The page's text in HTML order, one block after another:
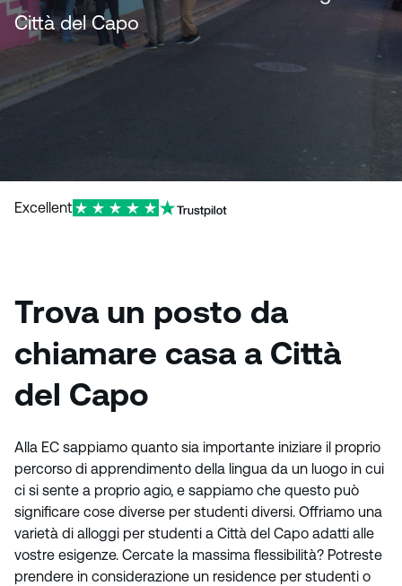
Città del Capo
Excellent
Trova un posto da
chiamare casa a Città
del Capo
Alla EC sappiamo quanto sia importante iniziare il proprio
percorso di apprendimento della lingua da un luogo in cui
ci si sente a proprio agio, e sappiamo che questo può
significare cose diverse per studenti diversi. Offriamo una
varietà di alloggi per studenti a Città del Capo adatti alle
vostre esigenze. Cercate la massima flessibilità? Potreste
prendere in considerazione un residence per studenti o